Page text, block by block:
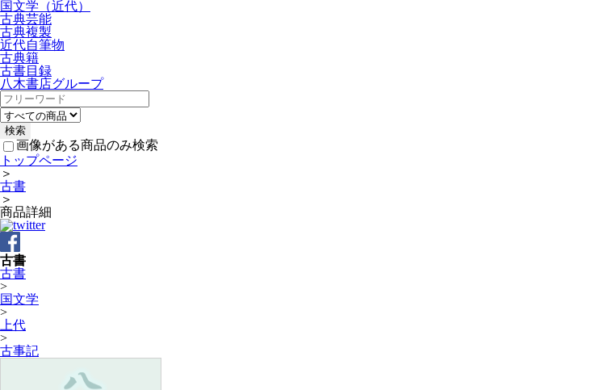
国文学（近代）
古典芸能
古典複製
近代自筆物
古典籍
古書目録
八木書店グループ
画像がある商品のみ検索
トップページ
＞
古書
＞
商品詳細
古書
古書
>
国文学
>
上代
>
古事記